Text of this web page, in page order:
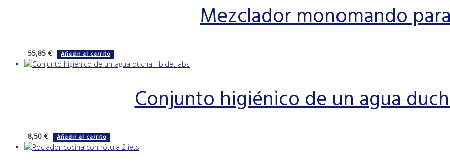
Mezclador monomando
55,85 € Añadir al carrito
Conjunto higiénico de un agua
8,50 € Añadir al carrito